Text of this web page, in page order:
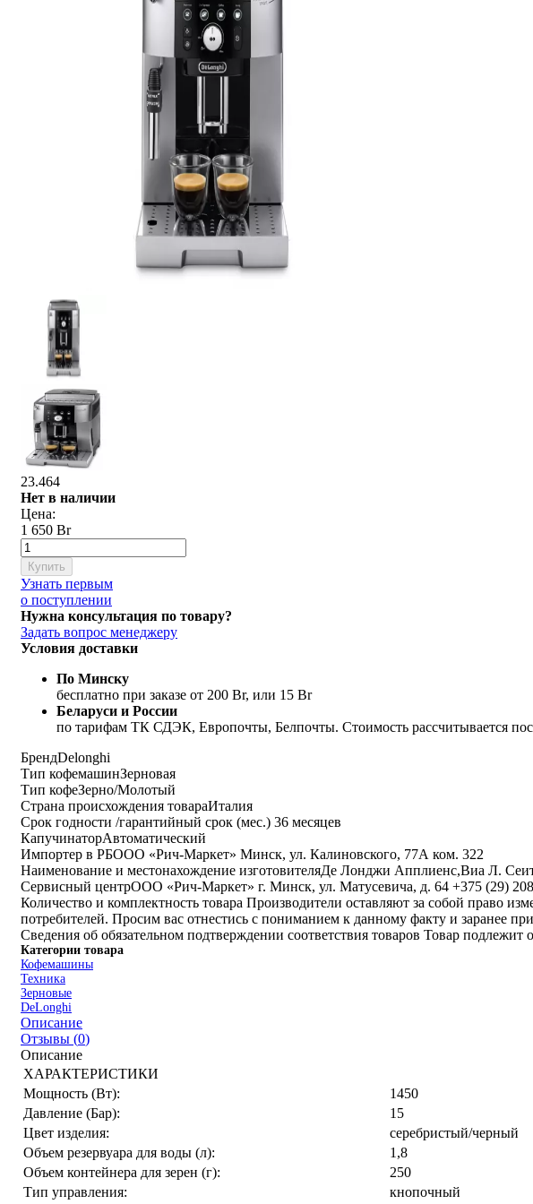
23.464
Нет в наличии
Цена:
1 650 Br
Купить
Узнать первым
о поступлении
Нужна консультация по товару?
Задать вопрос менеджеру
Условия доставки
По Минску
бесплатно при заказе от 200 Br, или 15 Br
Беларуси и России
по тарифам ТК СДЭК, Европочты, Белпочты. Стоимость рассчитывается
БрендDelonghi
Тип кофемашинЗерновая
Тип кофеЗерно/Молотый
Страна происхождения товараИталия
Срок годности /гарантийный срок (мес.) 36 месяцев
КапучинаторАвтоматический
Импортер в РБООО «Рич-Маркет» Минск, ул. Калиновского, 77А ком. 322
Наименование и местонахождение изготовителяДе Лонджи Апплиенс,Виа Л.
Cервисный центрООО «Рич-Маркет» г. Минск, ул. Матусевича, д. 64 +375 (29)
Количество и комплектность товара Производители оставляют за собой право
потребителей. Просим вас отнестись с пониманием к данному факту и заранее
Сведения об обязательном подтверждении соответствия товаров Товар подлежит
Категории товара
Кофемашины
Техника
Зерновые
DeLonghi
Описание
Отзывы (0)
Описание
ХАРАКТЕРИСТИКИ
Мощность (Вт):
1450
Давление (Бар):
15
Цвет изделия:
серебристый/черный
Объем резервуара для воды (л):
1,8
Объем контейнера для зерен (г):
250
Тип управления:
кнопочный